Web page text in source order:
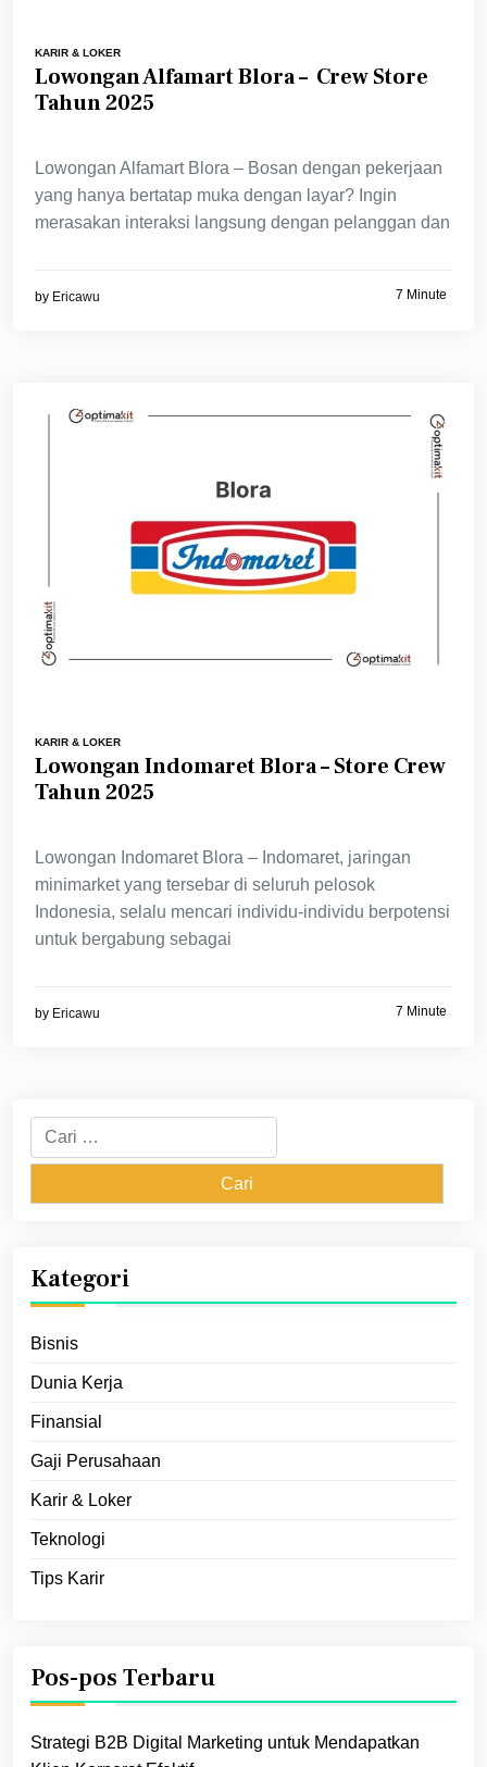
KARIR & LOKER
Lowongan Alfamart Blora – Crew Store
Tahun 2025
Lowongan Alfamart Blora – Bosan dengan pekerjaan
yang hanya bertatap muka dengan layar? Ingin
merasakan interaksi langsung dengan pelanggan dan
by Ericawu 7 Minute
KARIR & LOKER
Lowongan Indomaret Blora – Store Crew
Tahun 2025
Lowongan Indomaret Blora – Indomaret, jaringan
minimarket yang tersebar di seluruh pelosok
Indonesia, selalu mencari individu-individu berpotensi
untuk bergabung sebagai
by Ericawu 7 Minute
Cari
untuk:
Kategori
Bisnis
Dunia Kerja
Finansial
Gaji Perusahaan
Karir & Loker
Teknologi
Tips Karir
Pos-pos Terbaru
Strategi B2B Digital Marketing untuk Mendapatkan